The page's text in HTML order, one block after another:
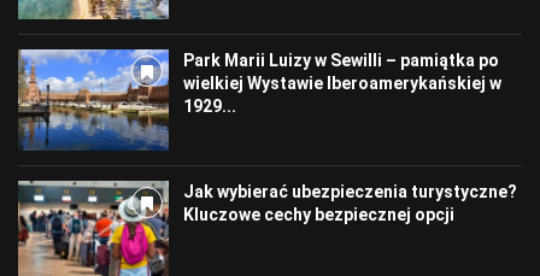
Park Marii Luizy w Sewilli – pamiątka po
wielkiej Wystawie Iberoamerykańskiej w
1929...
Jak wybierać ubezpieczenia turystyczne?
Kluczowe cechy bezpiecznej opcji